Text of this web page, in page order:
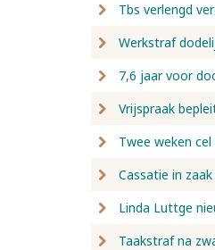
Tbs verlengd
Werkstraf
7,6 jaar voor
Vrijspraak
Twee weken
Cassatie in
Linda Luttge
Taakstraf na